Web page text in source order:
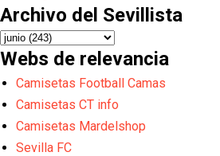
Archivo del Sevillista
Webs de relevancia
Camisetas Football Camas
Camisetas CT info
Camisetas Mardelshop
Sevilla FC